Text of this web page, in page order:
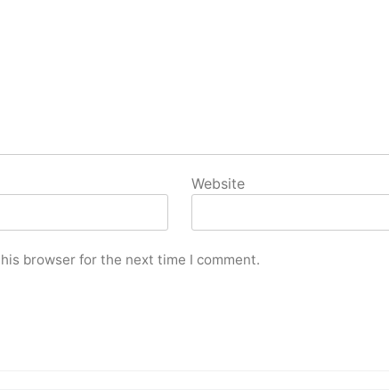
Website
browser for the next time I comment.